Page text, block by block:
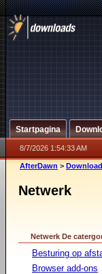
Startpagina
8/7/2026 1:54:33 AM
AfterDawn >
Netwerk
Netwerk De
Besturing op
Browser add-ons